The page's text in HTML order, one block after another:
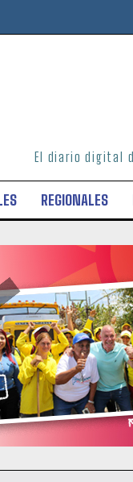
El diario digital
REGIONALES